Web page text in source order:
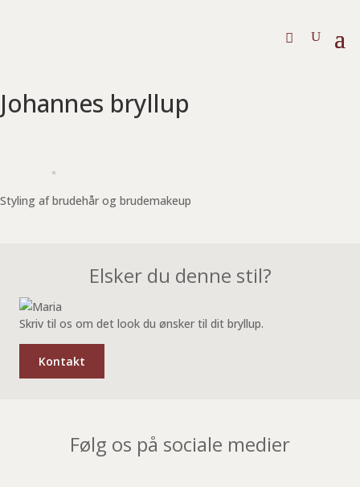
Johannes bryllup
Styling af brudehår og brudemakeup
Elsker du denne stil?
Skriv til os om det look du ønsker til dit bryllup.
Kontakt
Følg os på sociale medier